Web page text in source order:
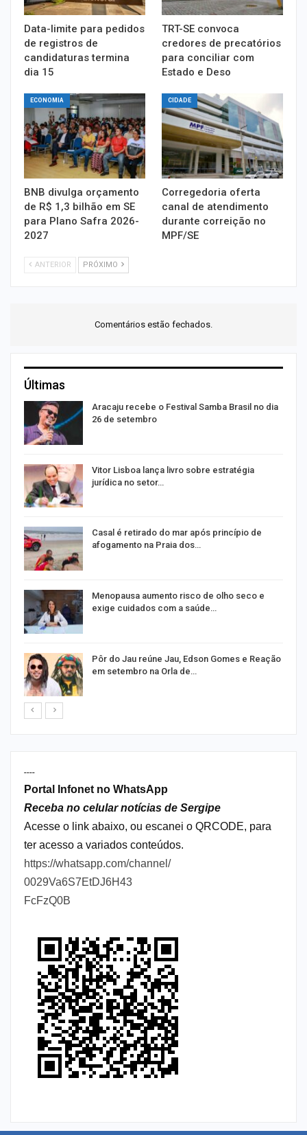
Data-limite para pedidos
de registros de
candidaturas termina
dia 15
TRT-SE convoca
credores de precatórios
para conciliar com
Estado e Deso
ECONOMIA
BNB divulga orçamento
de R$ 1,3 bilhão em SE
para Plano Safra 2026-
2027
CIDADE
Corregedoria oferta
canal de atendimento
durante correição no
MPF/SE
ANTERIOR PRÓXIMO
Comentários estão fechados.
Últimas
Aracaju recebe o Festival Samba Brasil no dia
26 de setembro
Vitor Lisboa lança livro sobre estratégia
jurídica no setor…
Casal é retirado do mar após princípio de
afogamento na Praia dos…
Menopausa aumento risco de olho seco e
exige cuidados com a saúde…
Pôr do Jau reúne Jau, Edson Gomes e Reação
em setembro na Orla de…
----
Portal Infonet no WhatsApp
Receba no celular notícias de Sergipe
Acesse o link abaixo, ou escanei o QRCODE, para
ter acesso a variados conteúdos.
https://whatsapp.com/channel/
0029Va6S7EtDJ6H43
FcFzQ0B